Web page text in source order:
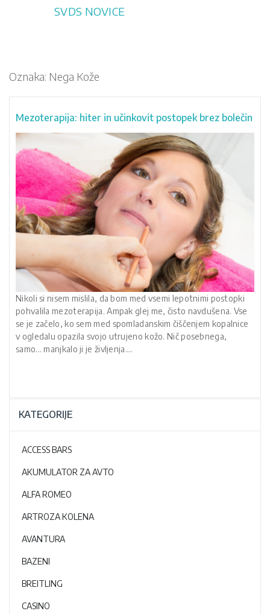
SVDS NOVICE
Oznaka: Nega Kože
Mezoterapija: hiter in učinkovit postopek brez bolečin
Nikoli si nisem mislila, da bom med vsemi lepotnimi postopki
pohvalila mezoterapija. Ampak glej me, čisto navdušena. Vse
se je začelo, ko sem med spomladanskim čiščenjem kopalnice
v ogledalu opazila svojo utrujeno kožo. Nič posebnega,
samo... manjkalo ji je življenja.…
KATEGORIJE
ACCESS BARS
AKUMULATOR ZA AVTO
ALFA ROMEO
ARTROZA KOLENA
AVANTURA
BAZENI
BREITLING
CASINO